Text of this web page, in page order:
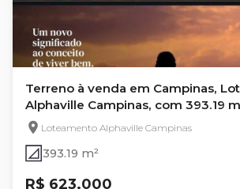
Terreno à venda em Campinas,
Alphaville Campinas, com 393.19
Campinas
Loteamento Alphaville Campinas
393.19 m²
R$ 623.000